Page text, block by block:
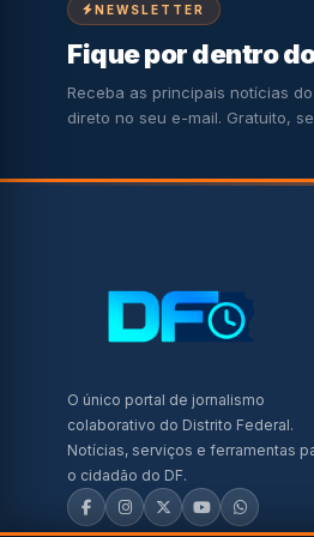
NEWSLETTER
Fique por dentro
Receba as principais notícias
direto no seu e-mail. Gratuito,
O único portal de jornalismo
colaborativo do Distrito Federal.
Notícias, serviços e ferramentas
o cidadão do DF.